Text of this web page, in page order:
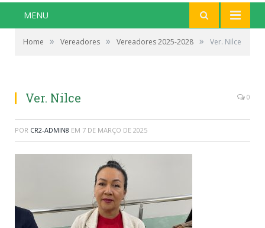
MENU
Home » Vereadores » Vereadores 2025-2028 » Ver. Nilce
Ver. Nilce 0
POR CR2-ADMIN8 EM 7 DE MARÇO DE 2025